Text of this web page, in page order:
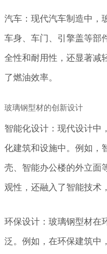
汽车：现代汽车制造中，
车身、车门、引擎盖等部
全性和耐用性，还显著减
了燃油效率。
玻璃钢型材的创新设计
智能化设计：现代设计中
化建筑和设施中。例如，
壳、智能办公楼的外立面
观性，还融入了智能技术
环保设计：玻璃钢型材在
泛。例如，在环保建筑中